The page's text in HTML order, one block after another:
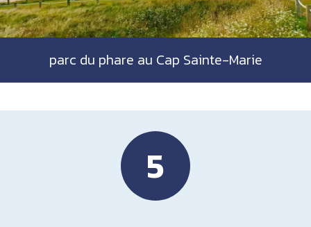
parc du phare au Cap Sainte-Marie
5